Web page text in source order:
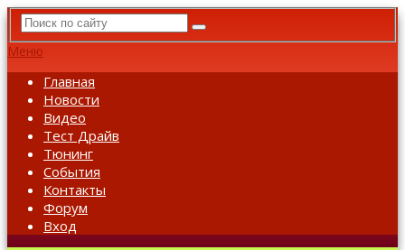
Меню
Главная
Новости
Видео
Тест Драйв
Тюнинг
События
Контакты
Форум
Вход